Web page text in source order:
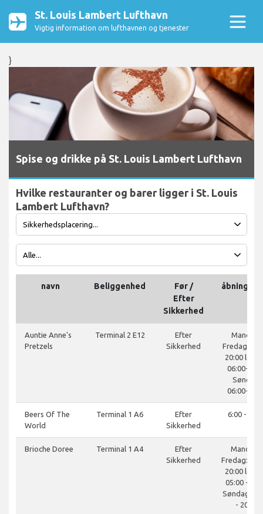
St. Louis Lambert Lufthavn
Vigtig information om lufthavnen og tjenester
}
Spise og drikke på St. Louis Lambert Lufthavn
Hvilke restauranter og barer ligger i St. Louis
Lambert Lufthavn?
navn Beliggenhed
Før /
Efter
Sikkerhed
Auntie Anne's
Pretzels
Terminal 2 E12
Efter
Sikkerhed
Mandag-
Fredag:
20:00
06:00-
Søndag:
06:00-
Beers Of The
World
Terminal 1 A6
Efter
Sikkerhed
6:00 -
Brioche Doree Terminal 1 A4
Efter
Sikkerhed
Mandag -
Fredag:
20:00
05:00 -
Søndag:
- 20:00